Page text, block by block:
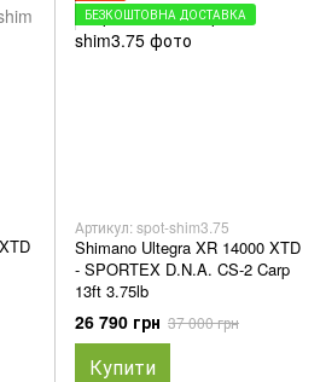
БЕЗКОШТОВНА ДОСТАВКА
Артикул: spot-shim3.75
Shimano Ultegra XR 14000 XTD
- SPORTEX D.N.A. CS-2 Carp
13ft 3.75lb
26 790 грн 37 000 грн
Купити